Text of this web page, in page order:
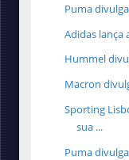
Puma
Adidas lança
Hummel
Macron
Sporting
sua ...
Puma